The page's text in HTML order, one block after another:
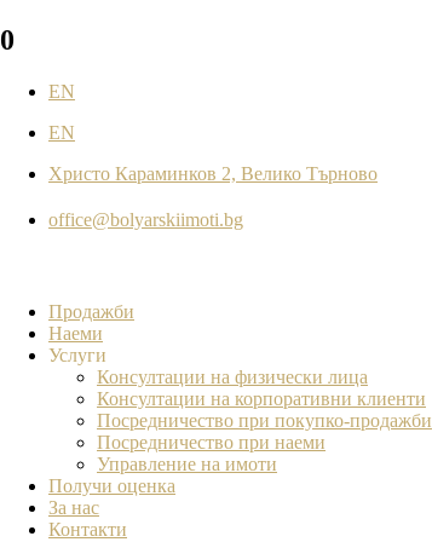
0
EN
EN
Христо Караминков 2, Велико Търново
office@bolyarskiimoti.bg
Продажби
Наеми
Услуги
Консултации на физически лица
Консултации на корпоративни клиенти
Посредничество при покупко-продажби
Посредничество при наеми
Управление на имоти
Получи оценка
За нас
Контакти